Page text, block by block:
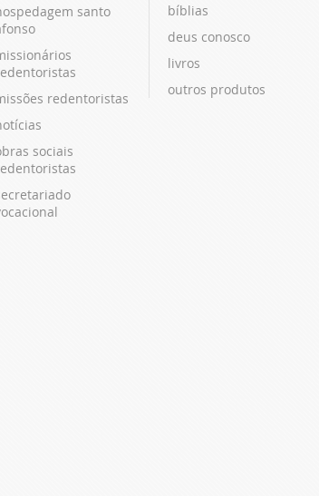
santo
redentoristas
sociais
bíblias
deus conosco
livros
outros produtos